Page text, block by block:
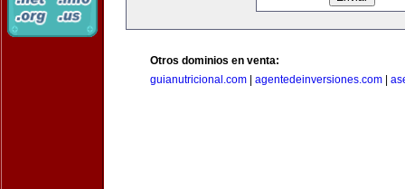
Otros dominios en venta:
guianutricional.com
agentedeinversiones.com